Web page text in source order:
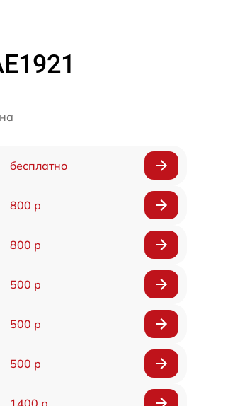
бесплатно
800 р
800 р
500 р
500 р
500 р
1400 р